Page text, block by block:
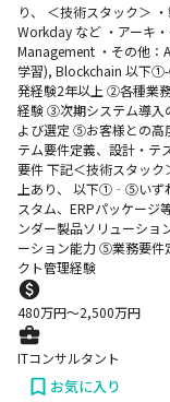
り、 ＜技術スタック＞
Workday など ・アーキ
Management ・その他
学習), Blockchain 以下
発経験2年以上 ②各種業
経験 ③次期システム導入
よび選定 ⑤お客様との高
テム要件定義、設計・
要件 下記＜技術スタッ
上あり、 以下①‐⑤いず
スタム、ERPパッケー
ンダー製品ソリューシ
ーション能力 ⑤業務要件
クト管理経験
480万円〜2,500万円
ITコンサルタント
お気に入り